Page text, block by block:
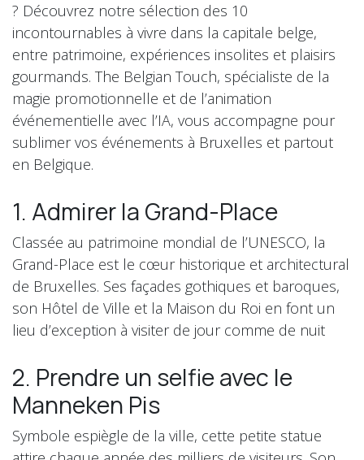
? Découvrez notre sélection des 10
incontournables à vivre dans la capitale belge,
entre patrimoine, expériences insolites et plaisirs
gourmands. The Belgian Touch, spécialiste de la
magie promotionnelle et de l’animation
événementielle avec l’IA, vous accompagne pour
sublimer vos événements à Bruxelles et partout
en Belgique.
1. Admirer la Grand-Place
Classée au patrimoine mondial de l’UNESCO, la
Grand-Place est le cœur historique et architectural
de Bruxelles. Ses façades gothiques et baroques,
son Hôtel de Ville et la Maison du Roi en font un
lieu d’exception à visiter de jour comme de nuit
2. Prendre un selfie avec le
Manneken Pis
Symbole espiègle de la ville, cette petite statue